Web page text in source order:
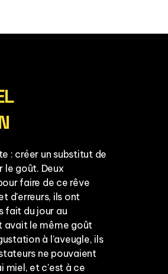
: créer un substitut de
le goût. Deux
faire de ce rêve
d'erreurs, ils ont
fait du jour au
avait le même goût
à l'aveugle, ils
ne pouvaient
miel, et c'est à ce